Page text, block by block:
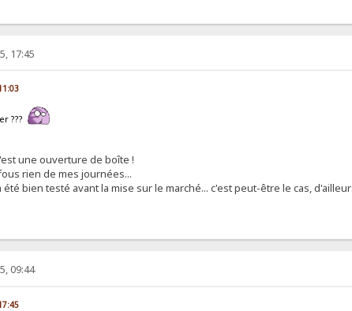
17:45
???
une ouverture de boîte !
rien de mes journées...
bien testé avant la mise sur le marché... c'est peut-être le cas,
09:44